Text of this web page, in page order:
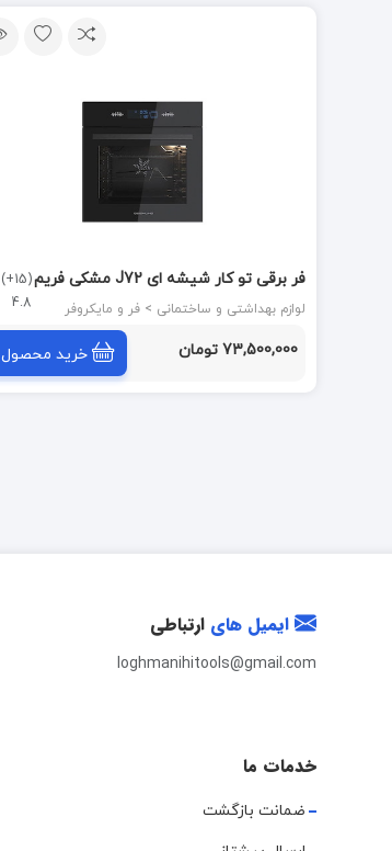
فر برقی تو کار شیشه ای J72 مشکی فریم
استیل کد FE138 دیموند DEEMUND
لوازم بهداشتی و ساختمانی > فر و مایکروفر
(15+)
4.8
73,500,000 تومان خرید محصول
ایمیل های ارتباطی
loghmanihitools@gmail.com
خدمات ما
ضمانت بازگشت